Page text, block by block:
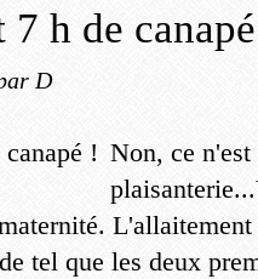
7 h de
D
Non, ce n'est
tel que les deux